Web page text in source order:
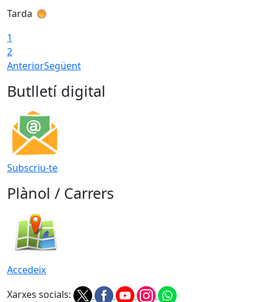
Tarda
1
2
AnteriorSegüent
Butlletí digital
Subscriu-te
Plànol / Carrers
Accedeix
Xarxes socials: